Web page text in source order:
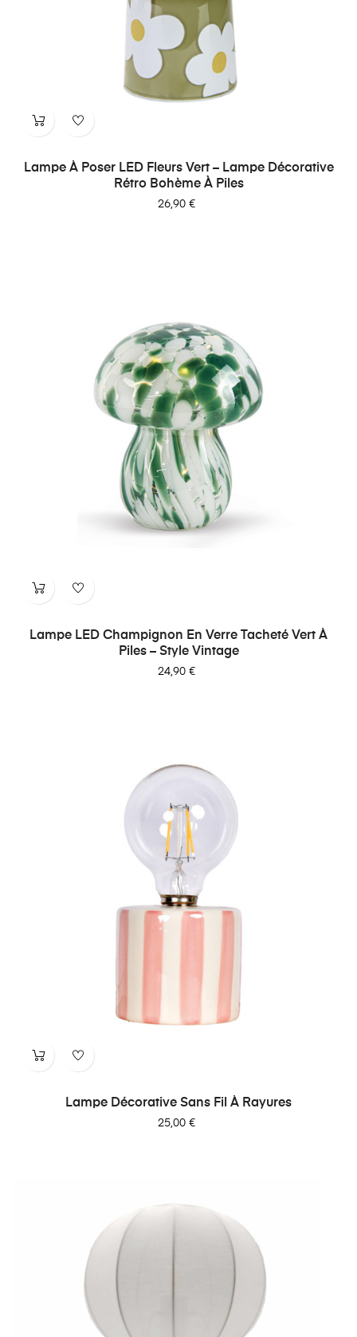
Lampe À Poser LED Fleurs Vert – Lampe Décorative
Rétro Bohème À Piles
Prix
26,90 €
Lampe LED Champignon En Verre Tacheté Vert À
Piles – Style Vintage
Prix
24,90 €
Lampe Décorative Sans Fil À Rayures
Prix
25,00 €